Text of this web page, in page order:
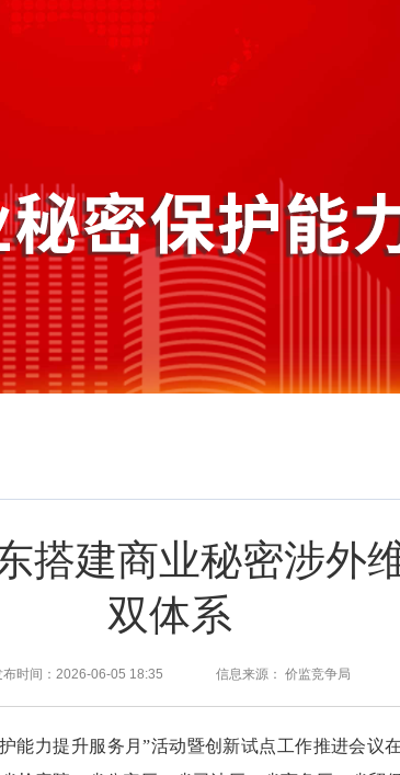
搭建商业秘密涉外
双体系
布时间：2026-06-05 18:35 信息来源： 价监竞争局
能力提升服务月”活动暨创新试点工作推进会议